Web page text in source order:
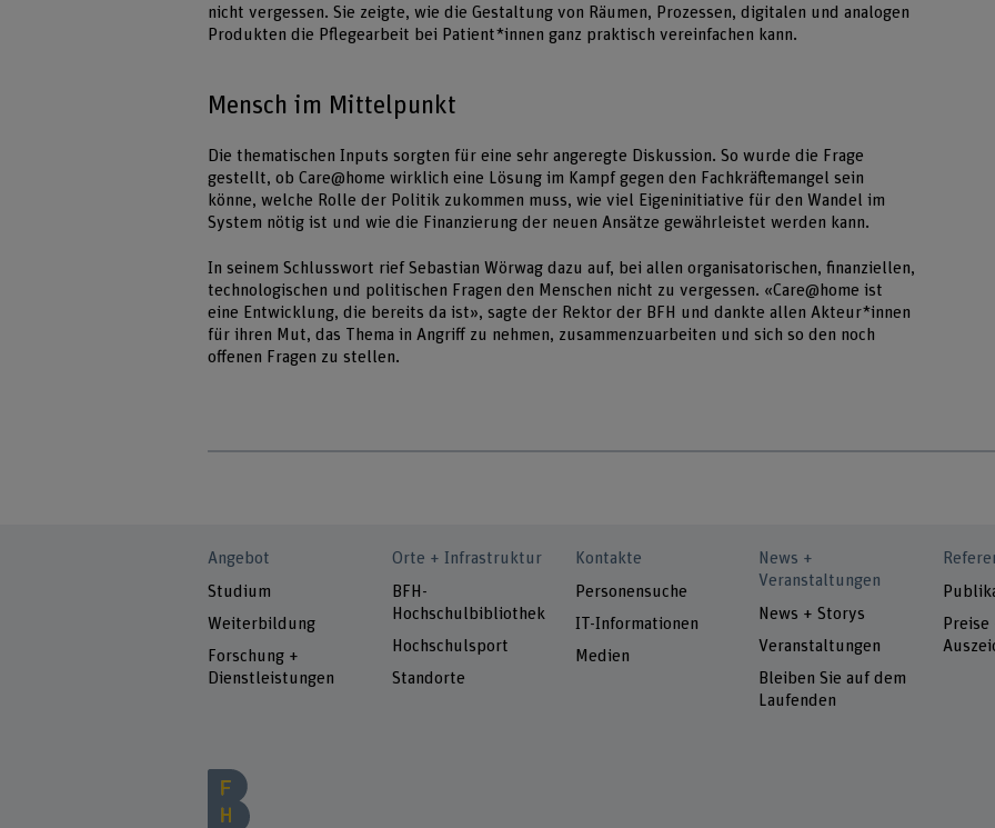
nicht vergessen. Sie zeigte, wie die Gestaltung von Räumen, Prozessen, digitalen und analogen
Produkten die Pflegearbeit bei Patient*innen ganz praktisch vereinfachen kann.
Mensch im Mittelpunkt
Die thematischen Inputs sorgten für eine sehr angeregte Diskussion. So wurde die Frage
gestellt, ob Care@home wirklich eine Lösung im Kampf gegen den Fachkräftemangel sein
könne, welche Rolle der Politik zukommen muss, wie viel Eigeninitiative für den Wandel im
System nötig ist und wie die Finanzierung der neuen Ansätze gewährleistet werden kann.
In seinem Schlusswort rief Sebastian Wörwag dazu auf, bei allen organisatorischen, finanziellen,
technologischen und politischen Fragen den Menschen nicht zu vergessen. «Care@home ist
eine Entwicklung, die bereits da ist», sagte der Rektor der BFH und dankte allen Akteur*innen
für ihren Mut, das Thema in Angriff zu nehmen, zusammenzuarbeiten und sich so den noch
offenen Fragen zu stellen.
Angebot
Studium
Weiterbildung
Forschung +
Dienstleistungen
Orte + Infrastruktur
BFH-
Hochschulbibliothek
Hochschulsport
Standorte
Kontakte
Personensuche
IT-Informationen
Medien
News +
Veranstaltungen
News + Storys
Veranstaltungen
Bleiben Sie auf dem
Laufenden
Preise